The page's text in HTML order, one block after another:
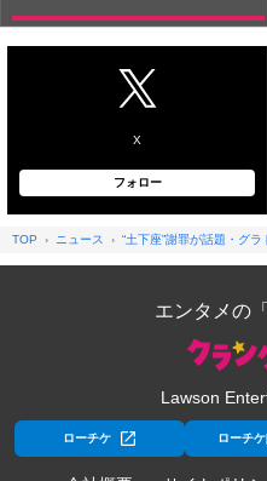
X
フォロー
TOP ニュース “土下座”謝罪が話題・グ
エンタメの
Lawson
ローチケ ローチ